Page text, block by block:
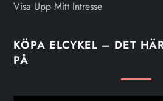
Visa Upp Mitt Intresse
KÖPA ELCYKEL – DET
PÅ